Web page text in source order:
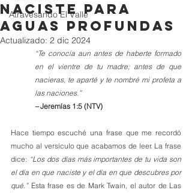
Atravesando El Valle
Naciste Para
Aguas Profundas
Actualizado: 2 dic 2024
“Te conocía aun antes de haberte formado
en el vientre de tu madre; antes de que
nacieras, te aparté y te nombré mi profeta a
las naciones.”
– Jeremías 1:5 (NTV)
Hace tiempo escuché una frase que me recordó
mucho al versículo que acabamos de leer. La frase
dice: “Los dos días más importantes de tu vida son
el día en que naciste y el día en que descubres por
qué.” Esta frase es de Mark Twain, el autor de Las